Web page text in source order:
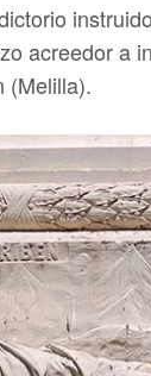
acreedor a
(Melilla).